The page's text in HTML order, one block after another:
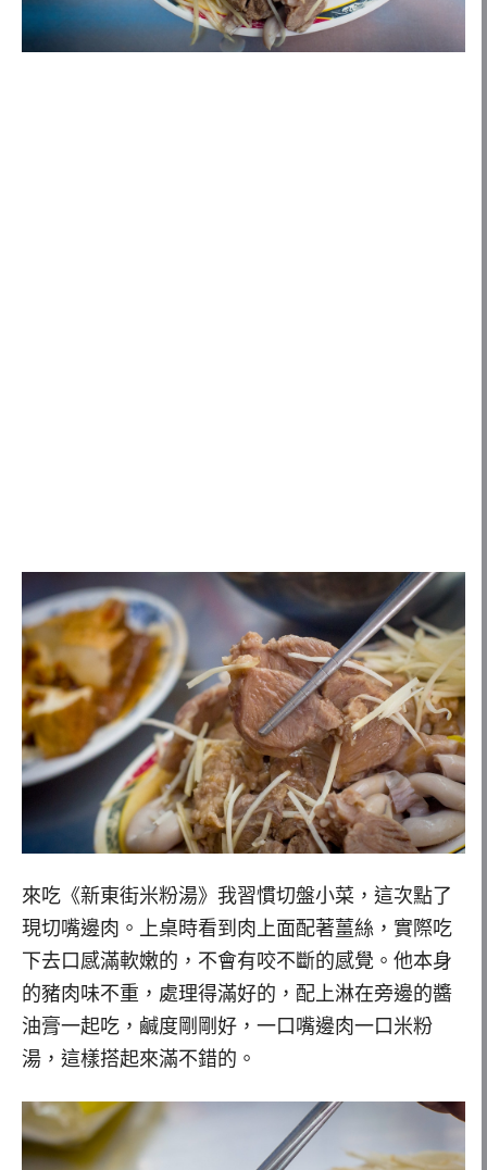
來吃《新東街米粉湯》我習慣切盤小菜，這次點了
現切嘴邊肉。上桌時看到肉上面配著薑絲，實際吃
下去口感滿軟嫩的，不會有咬不斷的感覺。他本身
的豬肉味不重，處理得滿好的，配上淋在旁邊的醬
油膏一起吃，鹹度剛剛好，一口嘴邊肉一口米粉
湯，這樣搭起來滿不錯的。